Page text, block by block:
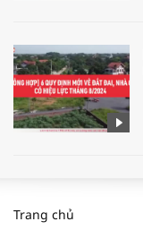
Trang chủ